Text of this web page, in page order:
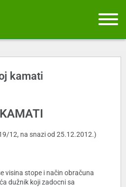
kamati
12, na snazi od 25.12.2012.)
visina stope i način obračuna
dužnik koji zadocni sa